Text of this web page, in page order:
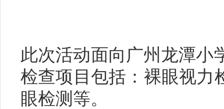
此次活动面向广州龙潭小
检查项目包括：裸眼视力
眼检测等。